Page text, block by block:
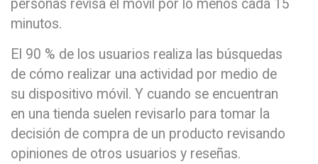
personas revisa el móvil por lo menos cada 15
minutos.
El 90 % de los usuarios realiza las búsquedas
de cómo realizar una actividad por medio de
su dispositivo móvil. Y cuando se encuentran
en una tienda suelen revisarlo para tomar la
decisión de compra de un producto revisando
opiniones de otros usuarios y reseñas.